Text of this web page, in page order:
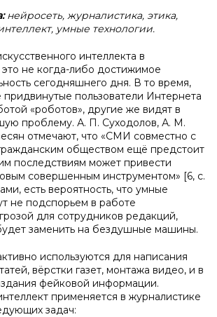
нейросеть, журналистика, этика,
умные технологии.
интеллекта в
не когда-либо достижимое
сегодняшнего дня. В то время,
придвинутые пользователи Интернета
«роботов», другие же видят в
проблему. А. П. Суходолов, А. М.
отмечают, что «СМИ совместно с
обществом ещё предстоит
последствиям может привести
совершенным инструментом» [6, с.
есть вероятность, что умные
не подспорьем в работе
для сотрудников редакций,
заменить на бездушные машины.
используются для написания
вёрстки газет, монтажа видео, и в
фейковой информации.
применяется в журналистике
задач: